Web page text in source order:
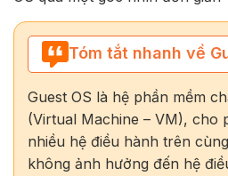
Tóm tắt nhanh về
Guest OS là hệ phần mềm
(Virtual Machine – VM), cho
nhiều hệ điều hành trên
không ảnh hưởng đến hệ